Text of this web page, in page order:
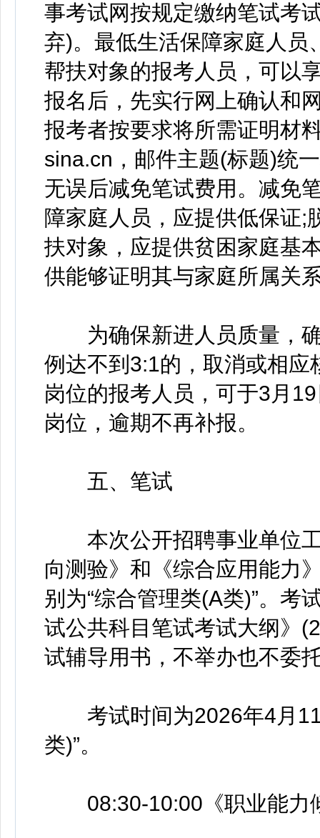
事考试网按规定缴纳笔试考
弃)。最低生活保障家庭人员
帮扶对象的报考人员，可以
报名后，先实行网上确认和
报考者按要求将所需证明材
sina.cn，邮件主题(标题)统
无误后减免笔试费用。减免
障家庭人员，应提供低保证;
扶对象，应提供贫困家庭基
供能够证明其与家庭所属关
为确保新进人员质量，确
例达不到3:1的，取消或相
岗位的报考人员，可于3月
岗位，逾期不再补报。
五、笔试
本次公开招聘事业单位工
向测验》和《综合应用能力
别为“综合管理类(A类)”。考
试公共科目笔试考试大纲》
试辅导用书，不举办也不委
考试时间为2026年4月11
类)”。
08:30-10:00《职业能力